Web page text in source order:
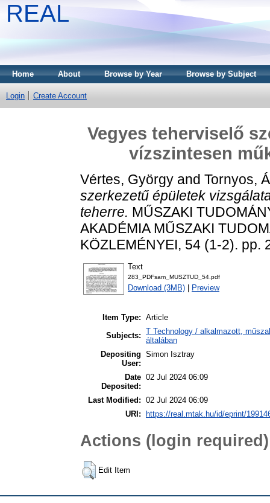
REAL
Home About Browse by Year Browse by Subject
Login Create Account
Vegyes teherviselő
vízszintesen
Vértes, György and Tornyos,
szerkezetű épületek
teherre. MŰSZAKI
AKADÉMIA MŰSZAKI
KÖZLEMÉNYEI, 54 (1-2). pp.
Text
283_PDFsam_MUSZTUD_54.pdf
Download (3MB) Preview
Item Type: Article
Subjects: T Technology / alkalmazott,
általában
Depositing
User:
Simon Isztray
Date
Deposited:
02 Jul 2024 06:09
Last Modified: 02 Jul 2024 06:09
URI:
https://real.mtak.hu/id/eprint/
Actions (login required)
Edit Item